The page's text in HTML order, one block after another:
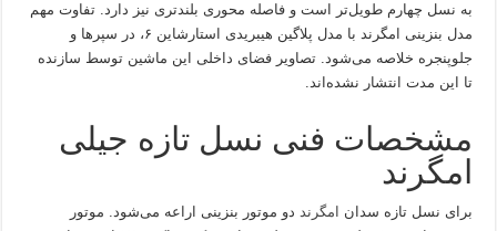
به نسل چهارم طویل‌تر است و فاصله محوری بلندتری نیز دارد. تفاوت مهم
مدل بنزینی امگرند با مدل پلاگین هیبریدی استارشاین ۶، در سپرها و
جلوپنجره خلاصه می‌شود. تصاویر فضای داخلی این ماشین توسط سازنده
تا این مدت انتشار نشده‌اند.
مشخصات فنی نسل تازه جیلی
امگرند
برای نسل تازه سدان امگرند دو موتور بنزینی اراعه می‌شود. موتور